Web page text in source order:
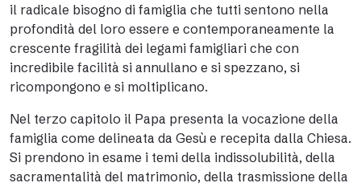
il radicale bisogno di famiglia che tutti sentono nella
profondità del loro essere e contemporaneamente la
crescente fragilità dei legami famigliari che con
incredibile facilità si annullano e si spezzano, si
ricompongono e si moltiplicano.
Nel terzo capitolo il Papa presenta la vocazione della
famiglia come delineata da Gesù e recepita dalla Chiesa.
Si prendono in esame i temi della indissolubilità, della
sacramentalità del matrimonio, della trasmissione della